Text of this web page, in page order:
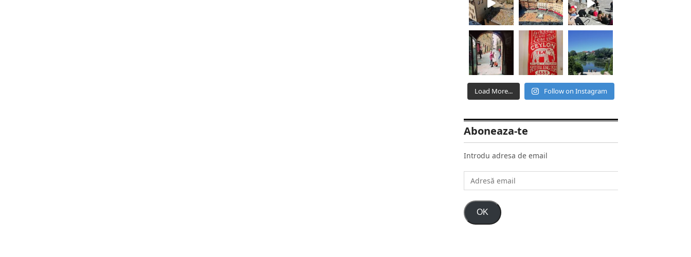
Load More... Follow on Instagram
Aboneaza-te
Introdu adresa de email
Adresă
email
OK